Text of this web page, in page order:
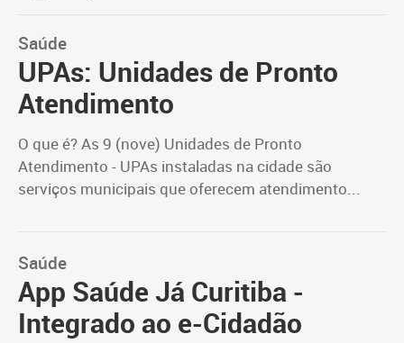
Saúde
UPAs: Unidades de Pronto
Atendimento
O que é? As 9 (nove) Unidades de Pronto
Atendimento - UPAs instaladas na cidade são
serviços municipais que oferecem atendimento...
Saúde
App Saúde Já Curitiba -
Integrado ao e-Cidadão